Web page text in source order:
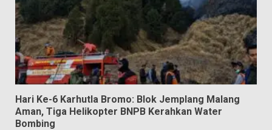
Hari Ke-6 Karhutla Bromo: Blok Jemplang Malang
Aman, Tiga Helikopter BNPB Kerahkan Water
Bombing